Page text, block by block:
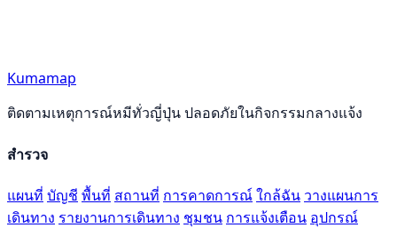
Kumamap
ติดตามเหตุการณ์หมีทั่วญี่ปุ่น ปลอดภัยในกิจกรรมกลางแจ้ง
สำรวจ
แผนที่ บัญชี พื้นที่ สถานที่ การคาดการณ์ใกล้ฉัน วางแผนการ
เดินทาง รายงานการเดินทาง ชุมชน การแจ้งเตือน อุปกรณ์